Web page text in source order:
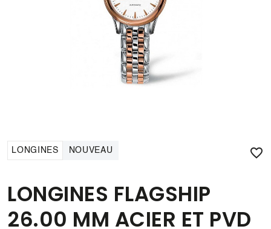
LONGINES NOUVEAU 
LONGINES FLAGSHIP
26.00 MM ACIER ET PVD